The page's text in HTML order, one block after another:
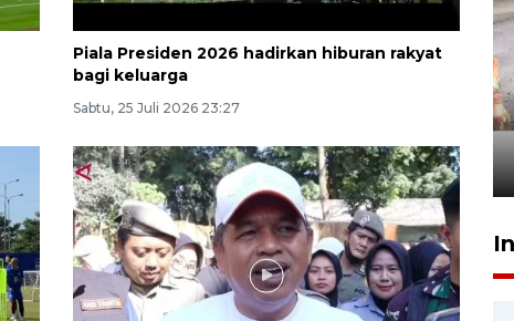
Piala Presiden 2026 hadirkan hiburan rakyat
bagi keluarga
Sabtu, 25 Juli 2026 23:27
Pigai: Penangkapan begal
tetap kewenangan aparat
penegak hukum
29 Juli 2026 00:31